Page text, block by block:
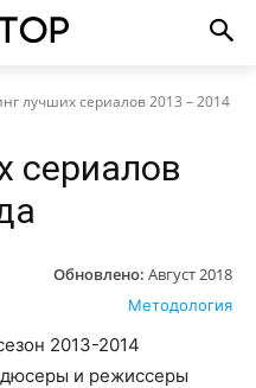
лучших сериалов 2013 – 2014
сериалов
Обновлено: Август 2018
Методология
2013-2014
и режиссеры